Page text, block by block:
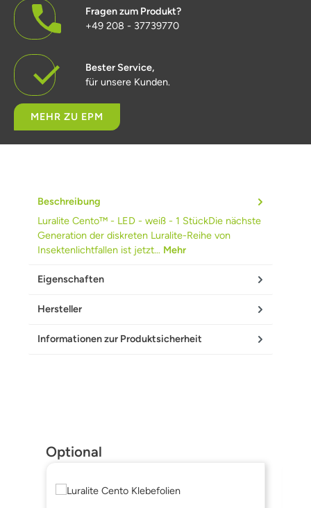
Fragen zum Produkt?
+49 208 - 37739770
Bester Service,
für unsere Kunden.
MEHR ZU EPM
Beschreibung
Luralite Cento™ - LED - weiß - 1 StückDie nächste
Generation der diskreten Luralite-Reihe von
Insektenlichtfallen ist jetzt… Mehr
Eigenschaften
Hersteller
Informationen zur Produktsicherheit
Produktgalerie überspringen
Optional